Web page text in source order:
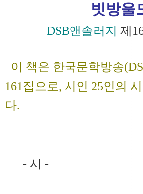
빗방울
DSB앤솔러지 제
이 책은 한국문학방송
161집으로, 시인 25인의
다.
- 시 -